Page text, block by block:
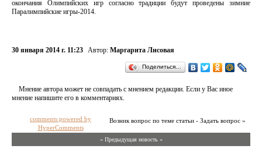
окончания Олимпийских игр согласно традиции будут проведены зимние
Паралимпийские игры-2014.
30 января 2014 г. 11:23 Автор: Маргарита Лисовая
Поделиться…
Мнение автора может не совпадать с мнением редакции. Если у Вас иное
мнение напишите его в комментариях.
Возник вопрос по теме статьи - Задать вопрос »
comments powered by
HyperComments
« Предыдущая новость «